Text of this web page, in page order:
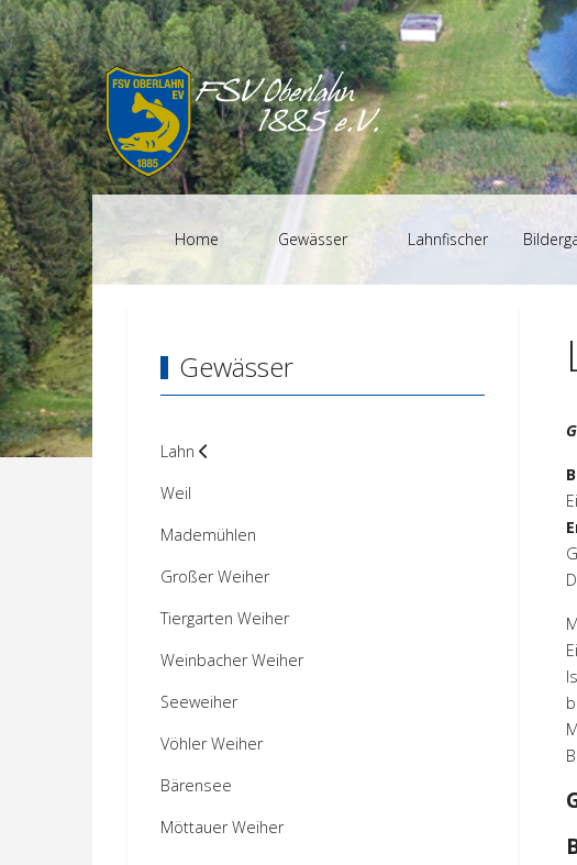
Home Gewässer Lahnfischer
Gewässer
Lahn
Weil
Mademühlen
Großer Weiher
Tiergarten Weiher
Weinbacher Weiher
Seeweiher
Vöhler Weiher
Bärensee
Möttauer Weiher